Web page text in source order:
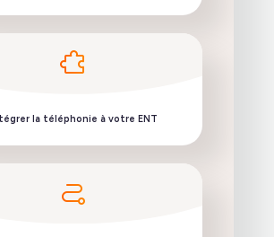
Moderniser la téléphonie des agents